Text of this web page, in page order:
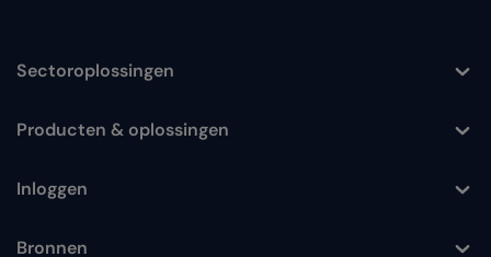
Toggle
Sectoroplossingen
Toggle
Producten & oplossingen
Toggle
Inloggen
Bronnen